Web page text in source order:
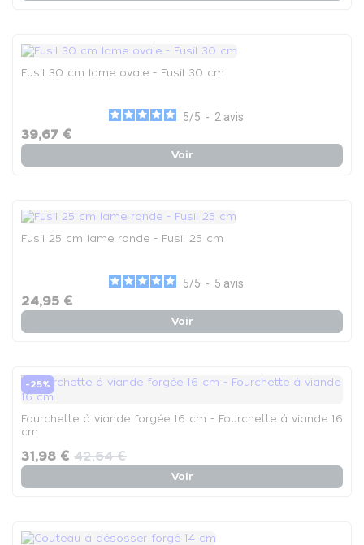
Fusil 30 cm lame ovale - Fusil 30 cm
5/5 - 2 avis
39,67 €
Voir
Fusil 25 cm lame ronde - Fusil 25 cm
5/5 - 5 avis
24,95 €
Voir
-25%
Fourchette à viande forgée 16 cm - Fourchette à viande 16
cm
31,98 € 42,64 €
Voir